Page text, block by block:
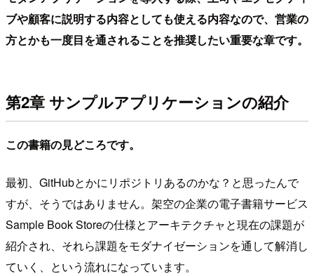
ブや顧客に説明する内容としても使える内容なので、営業の
方とかも一度目を通されることを推奨したい重要な章です。
第2章 サンプルアプリケーションの紹介
この書籍の見どころです。
最初、GitHubとかにリポジトリあるのかな？と思ったんで
すが、そうではありません。架空の企業の電子書籍サービス
Sample Book Storeの仕様とアーキテクチャと現在の課題が
紹介され、それら課題をモダナイゼーションを通して解消し
ていく、という流れになっています。